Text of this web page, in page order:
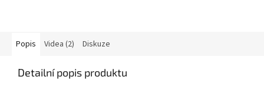
Popis Videa (2) Diskuze
Detailní popis produktu